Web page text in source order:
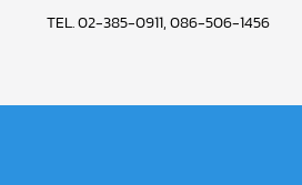
AIR
PARTS
TEL. 02-385-0911, 086-506-1456